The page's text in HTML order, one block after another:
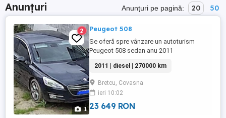
Anunțuri Anunțuri pe pagină: 20 50
1
2 Peugeot 508
Se oferă spre vânzare un autoturism
Peugeot 508 sedan anu 2011
2011 | diesel | 270000 km
Bretcu, Covasna
ieri 10:02
23 649 RON